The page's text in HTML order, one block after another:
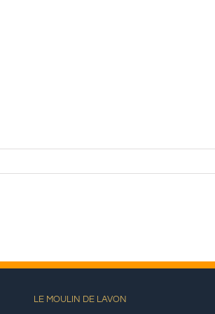
LE MOULIN DE LAVON